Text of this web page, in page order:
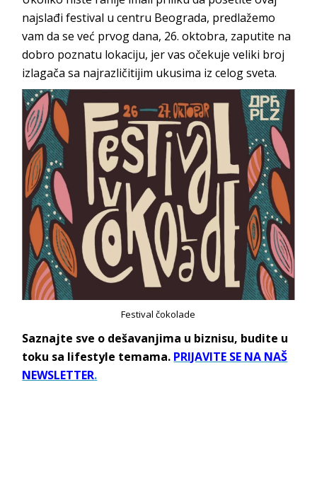
najslađi festival u centru Beograda, predlažemo
vam da se već prvog dana, 26. oktobra, zaputite na
dobro poznatu lokaciju, jer vas očekuje veliki broj
izlagača sa najrazličitijim ukusima iz celog sveta.
Festival čokolade
Saznajte sve o dešavanjima u biznisu, budite u
toku sa lifestyle temama. PRIJAVITE SE NA NAŠ
NEWSLETTER.